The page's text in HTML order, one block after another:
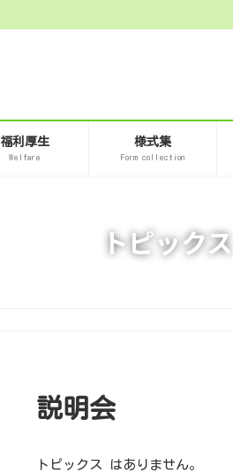
福利厚生
Welfare
様式集
Form collection
トピックス
説明会
トピックス はありません。